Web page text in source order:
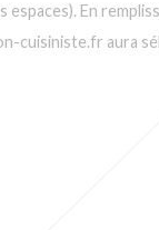
En
cuisiniste.fr aura